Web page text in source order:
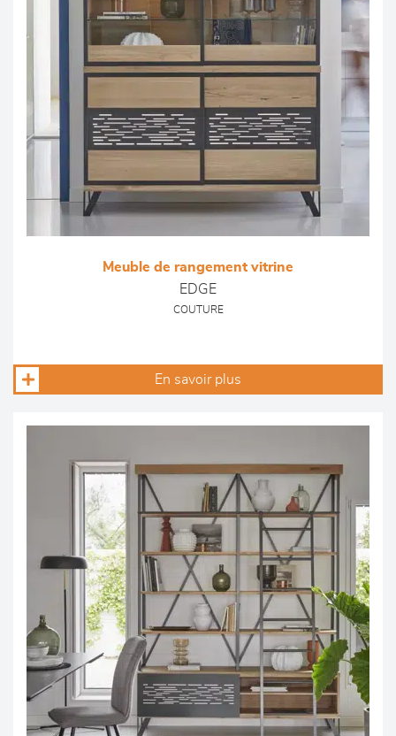
Meuble de rangement vitrine
EDGE
COUTURE
En savoir plus